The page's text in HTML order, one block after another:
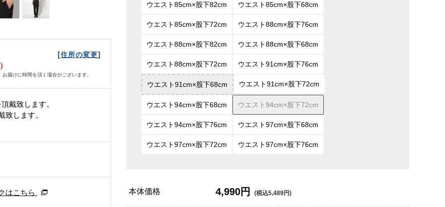
[住所の変更]
届けに時間を頂く場合がございます。
戴致します。
致します。
はこちら
ウエスト85cm×股下82cm ウエスト85cm×股下68cm
ウエスト85cm×股下72cm ウエスト88cm×股下76cm
ウエスト88cm×股下82cm ウエスト88cm×股下68cm
ウエスト88cm×股下72cm ウエスト91cm×股下76cm
ウエスト91cm×股下68cm ウエスト91cm×股下72cm
ウエスト94cm×股下68cm ウエスト94cm×股下72cm
ウエスト94cm×股下76cm ウエスト97cm×股下68cm
ウエスト97cm×股下72cm ウエスト97cm×股下76cm
本体価格 4,990円 (税込5,489円)